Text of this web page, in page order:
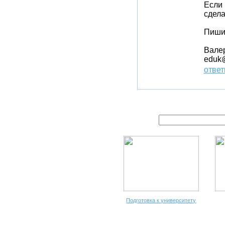
Если
Подготовка к университету